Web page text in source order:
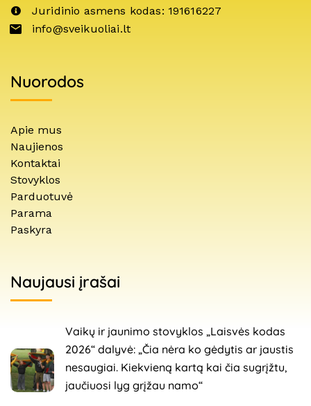
Juridinio asmens kodas: 191616227
info@sveikuoliai.lt
Nuorodos
Apie mus
Naujienos
Kontaktai
Stovyklos
Parduotuvė
Parama
Paskyra
Naujausi įrašai
Vaikų ir jaunimo stovyklos „Laisvės kodas
2026“ dalyvė: „Čia nėra ko gėdytis ar jaustis
nesaugiai. Kiekvieną kartą kai čia sugrįžtu,
jaučiuosi lyg grįžau namo“